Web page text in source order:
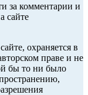
за комментарии и
сайте
охраняется в
праве и не
бы то ни было